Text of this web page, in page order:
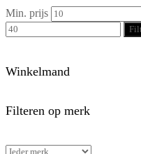
Min. prijs
Winkelmand
Filteren op merk